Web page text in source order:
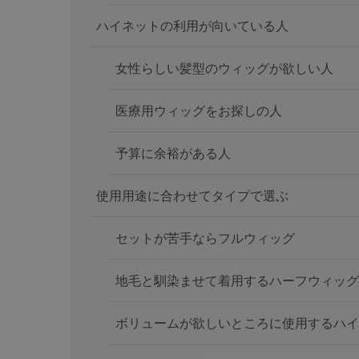
ハイネットの利用が向いている人
女性らしい髪型のウィッグが欲しい人
医療用ウィッグをお探しの人
予算に余裕がある人
使用用途に合わせてタイプで選ぶ
セットが苦手ならフルウィッグ
地毛と馴染ませて着用するハーフウィッグ
ボリュームが欲しいところに使用するハ